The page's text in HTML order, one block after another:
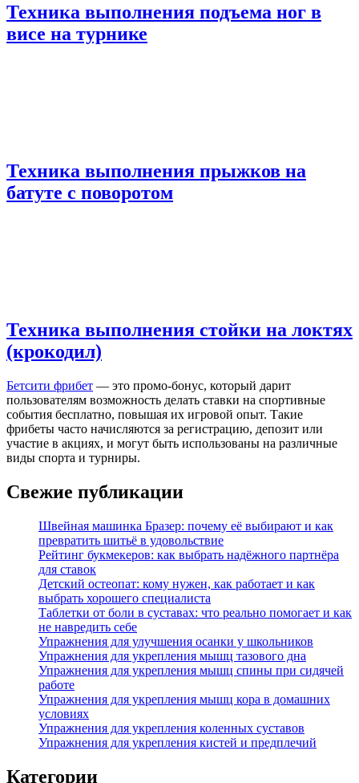
Техника выполнения подъема ног в
висе на турнике
Техника выполнения прыжков на
батуте с поворотом
Техника выполнения стойки на локтях
(крокодил)
Бетсити фрибет — это промо-бонус, который дарит
пользователям возможность делать ставки на спортивные
события бесплатно, повышая их игровой опыт. Такие
фрибеты часто начисляются за регистрацию, депозит или
участие в акциях, и могут быть использованы на различные
виды спорта и турниры.
Свежие публикации
Швейная машинка Бразер: почему её выбирают и как
превратить шитьё в удовольствие
Рейтинг букмекеров: как выбрать надёжного партнёра
для ставок
Детский остеопат: кому нужен, как работает и как
выбрать хорошего специалиста
Таблетки от боли в суставах: что реально помогает и как
не навредить себе
Упражнения для улучшения осанки у школьников
Упражнения для укрепления мышц тазового дна
Упражнения для укрепления мышц спины при сидячей
работе
Упражнения для укрепления мышц кора в домашних
условиях
Упражнения для укрепления коленных суставов
Упражнения для укрепления кистей и предплечий
Категории